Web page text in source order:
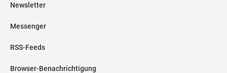
Newsletter
Messenger
RSS-Feeds
Browser-Benachrichtigung